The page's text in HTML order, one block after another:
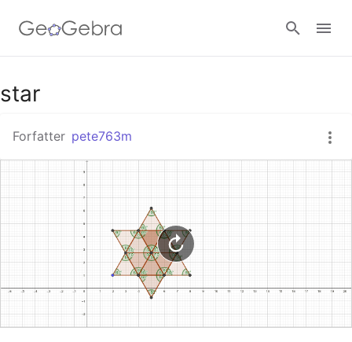
GeoGebra Classroom
Log ind
star
Forfatter pete763m